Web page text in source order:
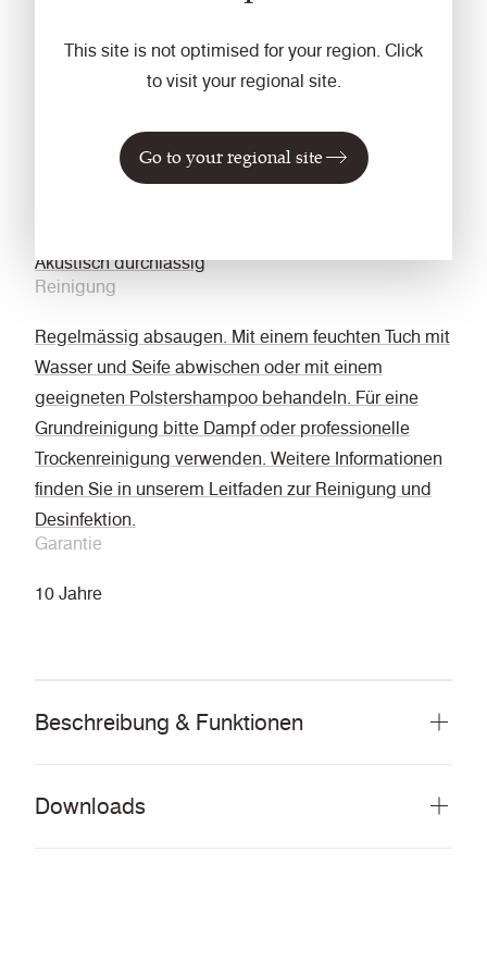
This site is not optimised for your region. Click
to visit your regional site.
Go to your regional site
The Furniture and Furnishing (Fire Safety)
Regulations 1988 (UK Wohnmöbel Zigarettentest
Reibechtheit
Nass: 3, Trocken: 4 (ISO 105 - X12)
Akustisch durchlässig
Reinigung
Regelmässig absaugen. Mit einem feuchten Tuch mit
Wasser und Seife abwischen oder mit einem
geeigneten Polstershampoo behandeln. Für eine
Grundreinigung bitte Dampf oder professionelle
Trockenreinigung verwenden. Weitere Informationen
finden Sie in unserem Leitfaden zur Reinigung und
Desinfektion.
Garantie
10 Jahre
Beschreibung & Funktionen
Downloads